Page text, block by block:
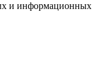
и информационных